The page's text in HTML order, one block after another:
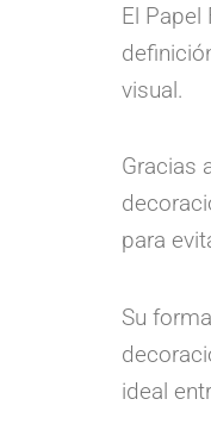
El
visual.
Gracias
para
Su
ideal